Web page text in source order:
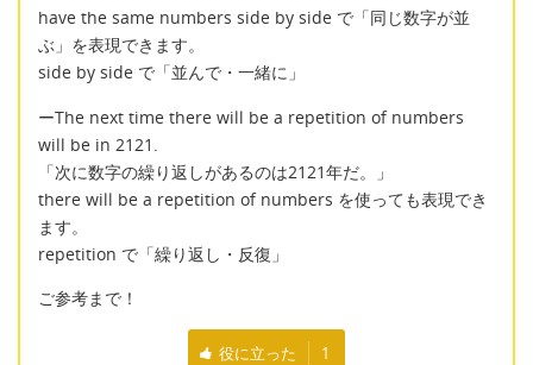
have the same numbers side by side で「同じ数字が並
ぶ」を表現できます。
side by side で「並んで・一緒に」
ーThe next time there will be a repetition of numbers
will be in 2121.
「次に数字の繰り返しがあるのは2121年だ。」
there will be a repetition of numbers を使っても表現でき
ます。
repetition で「繰り返し・反復」
ご参考まで！
役に立った 1